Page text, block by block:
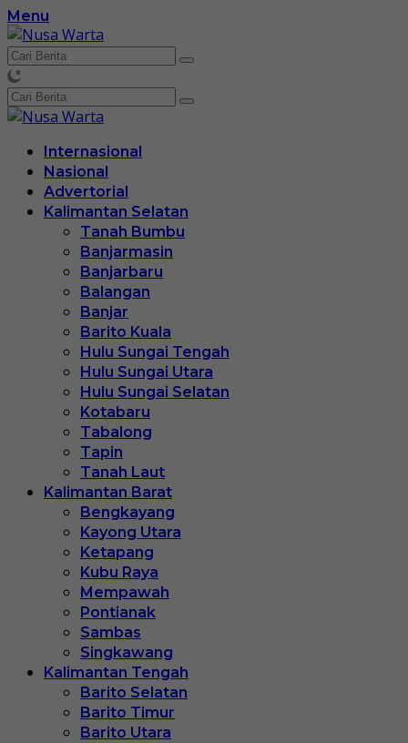
Langsung
ke
konten
Menu
Internasional
Nasional
Advertorial
Kalimantan Selatan
Tanah Bumbu
Banjarmasin
Banjarbaru
Balangan
Banjar
Barito Kuala
Hulu Sungai Tengah
Hulu Sungai Utara
Hulu Sungai Selatan
Kotabaru
Tabalong
Tapin
Tanah Laut
Kalimantan Barat
Bengkayang
Kayong Utara
Ketapang
Kubu Raya
Mempawah
Pontianak
Sambas
Singkawang
Kalimantan Tengah
Barito Selatan
Barito Timur
Barito Utara